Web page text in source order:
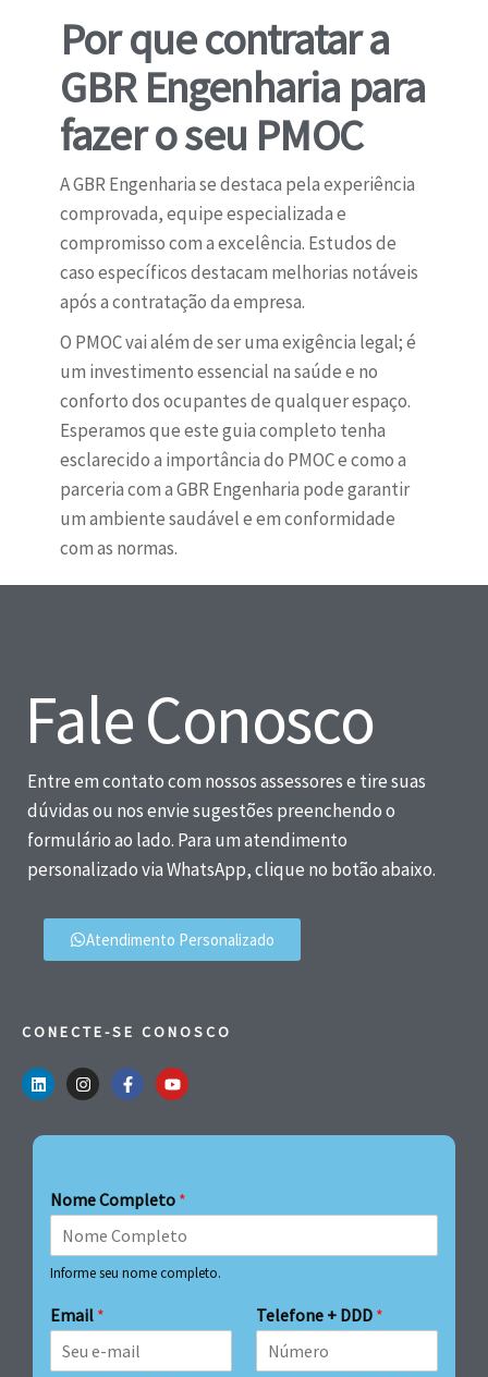
Por que contratar a
GBR Engenharia para
fazer o seu PMOC
A GBR Engenharia se destaca pela experiência
comprovada, equipe especializada e
compromisso com a excelência. Estudos de
caso específicos destacam melhorias notáveis
após a contratação da empresa.
O PMOC vai além de ser uma exigência legal; é
um investimento essencial na saúde e no
conforto dos ocupantes de qualquer espaço.
Esperamos que este guia completo tenha
esclarecido a importância do PMOC e como a
parceria com a GBR Engenharia pode garantir
um ambiente saudável e em conformidade
com as normas.
Fale Conosco
Entre em contato com nossos assessores e tire suas
dúvidas ou nos envie sugestões preenchendo o
formulário ao lado. Para um atendimento
personalizado via WhatsApp, clique no botão abaixo.
Atendimento Personalizado
CONECTE-SE CONOSCO
Nome Completo *
Informe seu nome completo.
Email * Telefone + DDD *